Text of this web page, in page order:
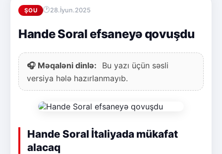
ŞOU 28.İyun.2025
Hande Soral efsaneyə qovuşdu
🎧 Məqaləni dinlə:
Bu yazı üçün səsli
versiya hələ hazırlanmayıb.
Hande Soral İtaliyada mükafat
alacaq